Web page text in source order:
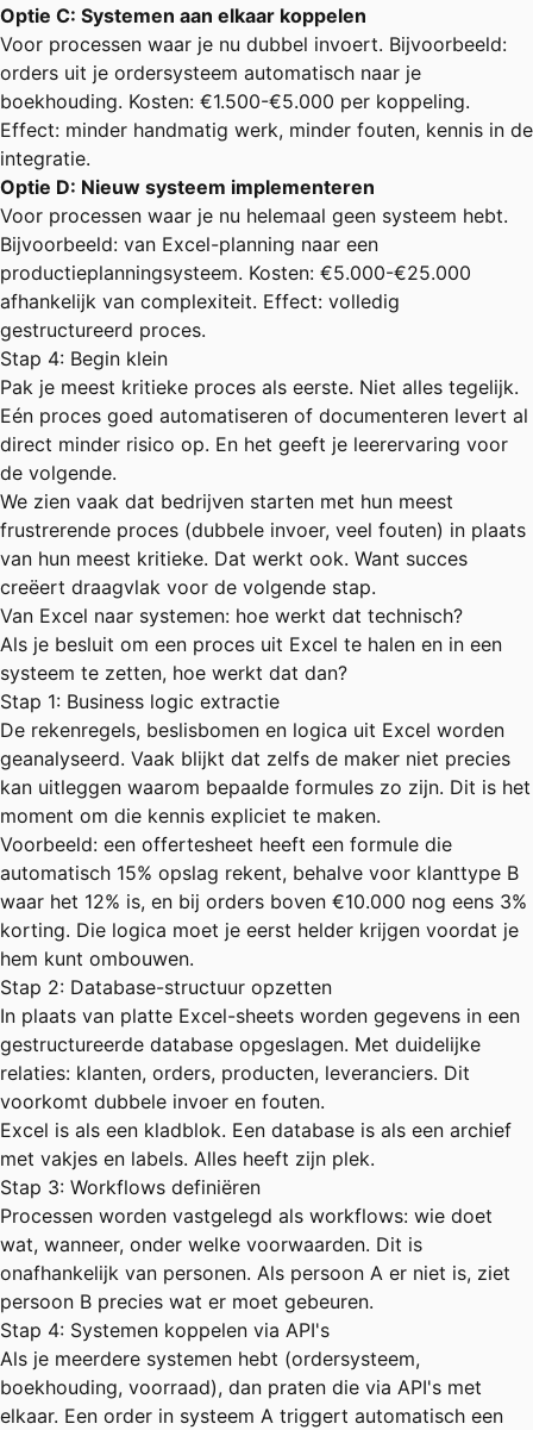
Optie C: Systemen aan elkaar koppelen
Voor processen waar je nu dubbel invoert. Bijvoorbeeld:
orders uit je ordersysteem automatisch naar je
boekhouding. Kosten: €1.500-€5.000 per koppeling.
Effect: minder handmatig werk, minder fouten, kennis in de
integratie.
Optie D: Nieuw systeem implementeren
Voor processen waar je nu helemaal geen systeem hebt.
Bijvoorbeeld: van Excel-planning naar een
productieplanningsysteem. Kosten: €5.000-€25.000
afhankelijk van complexiteit. Effect: volledig
gestructureerd proces.
Stap 4: Begin klein
Pak je meest kritieke proces als eerste. Niet alles tegelijk.
Eén proces goed automatiseren of documenteren levert al
direct minder risico op. En het geeft je leerervaring voor
de volgende.
We zien vaak dat bedrijven starten met hun meest
frustrerende proces (dubbele invoer, veel fouten) in plaats
van hun meest kritieke. Dat werkt ook. Want succes
creëert draagvlak voor de volgende stap.
Van Excel naar systemen: hoe werkt dat technisch?
Als je besluit om een proces uit Excel te halen en in een
systeem te zetten, hoe werkt dat dan?
Stap 1: Business logic extractie
De rekenregels, beslisbomen en logica uit Excel worden
geanalyseerd. Vaak blijkt dat zelfs de maker niet precies
kan uitleggen waarom bepaalde formules zo zijn. Dit is het
moment om die kennis expliciet te maken.
Voorbeeld: een offertesheet heeft een formule die
automatisch 15% opslag rekent, behalve voor klanttype B
waar het 12% is, en bij orders boven €10.000 nog eens 3%
korting. Die logica moet je eerst helder krijgen voordat je
hem kunt ombouwen.
Stap 2: Database-structuur opzetten
In plaats van platte Excel-sheets worden gegevens in een
gestructureerde database opgeslagen. Met duidelijke
relaties: klanten, orders, producten, leveranciers. Dit
voorkomt dubbele invoer en fouten.
Excel is als een kladblok. Een database is als een archief
met vakjes en labels. Alles heeft zijn plek.
Stap 3: Workflows definiëren
Processen worden vastgelegd als workflows: wie doet
wat, wanneer, onder welke voorwaarden. Dit is
onafhankelijk van personen. Als persoon A er niet is, ziet
persoon B precies wat er moet gebeuren.
Stap 4: Systemen koppelen via API's
Als je meerdere systemen hebt (ordersysteem,
boekhouding, voorraad), dan praten die via API's met
elkaar. Een order in systeem A triggert automatisch een